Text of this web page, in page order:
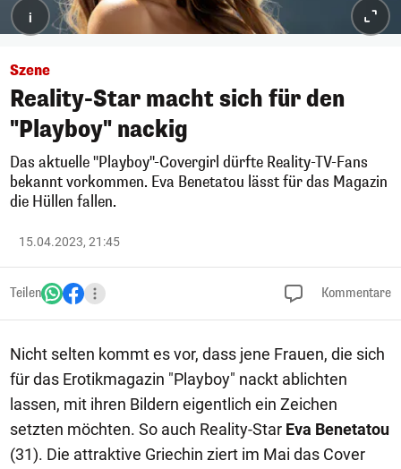
i
Szene
Reality-Star macht sich für den
"Playboy" nackig
Das aktuelle "Playboy"-Covergirl dürfte Reality-TV-Fans
bekannt vorkommen. Eva Benetatou lässt für das Magazin
die Hüllen fallen.
15.04.2023, 21:45
Teilen Kommentare
Nicht selten kommt es vor, dass jene Frauen, die sich
für das Erotikmagazin "Playboy" nackt ablichten
lassen, mit ihren Bildern eigentlich ein Zeichen
setzten möchten. So auch Reality-Star Eva Benetatou
(31). Die attraktive Griechin ziert im Mai das Cover